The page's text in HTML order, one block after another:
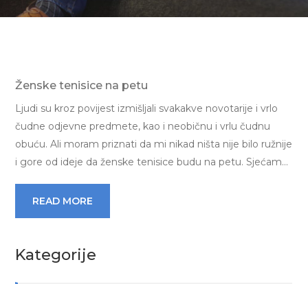
Ženske tenisice na petu
Ljudi su kroz povijest izmišljali svakakve novotarije i vrlo
čudne odjevne predmete, kao i neobičnu i vrlu čudnu
obuću. Ali moram priznati da mi nikad ništa nije bilo ružnije
i gore od ideje da ženske tenisice budu na petu. Sjećam…
READ MORE
Kategorije